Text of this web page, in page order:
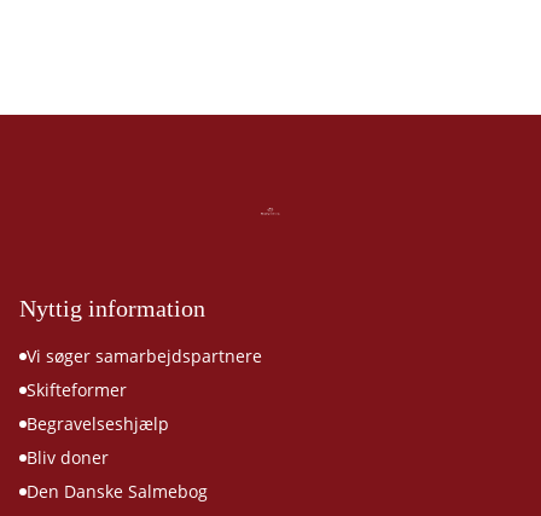
Nyttig information
Vi søger samarbejdspartnere
Skifteformer
Begravelseshjælp
Bliv doner
Den Danske Salmebog